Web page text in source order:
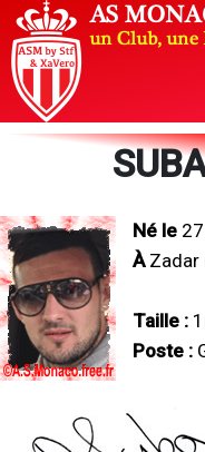
Né le
ÀZadar
Taille :
Poste :